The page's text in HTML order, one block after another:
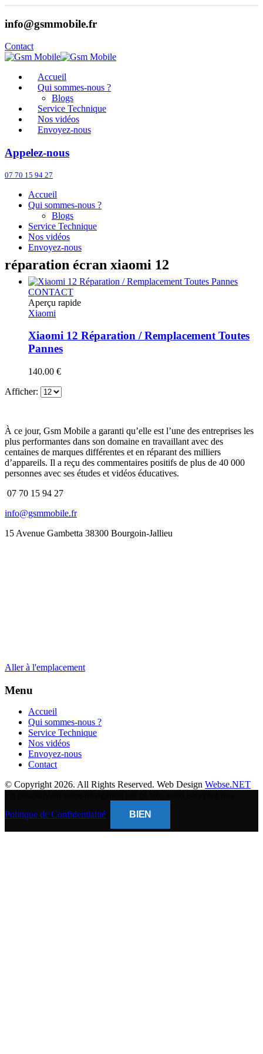
info@gsmmobile.fr
Contact
Accueil
Qui sommes-nous ?
Blogs
Service Technique
Nos vidéos
Envoyez-nous
Appelez-nous
07 70 15 94 27
Accueil
Qui sommes-nous ?
Blogs
Service Technique
Nos vidéos
Envoyez-nous
réparation écran xiaomi 12
CONTACT
Aperçu rapide
Xiaomi
Xiaomi 12 Réparation / Remplacement Toutes
Pannes
140.00 €
Afficher:
À ce jour, Gsm Mobile a garanti qu’elle est l’une des entreprises les
plus performantes dans son domaine en travaillant avec des
centaines de marques différentes et en réparant des milliers
d’appareils. Il a reçu des commentaires positifs de plus de 40 000
personnes avec ses études et vidéos éducatives.
07 70 15 94 27
info@gsmmobile.fr
15 Avenue Gambetta 38300 Bourgoin-Jallieu
Aller à l'emplacement
Menu
Accueil
Qui sommes-nous ?
Service Technique
Nos vidéos
Envoyez-nous
Contact
© Copyright 2026. All Rights Reserved. Web Design Webse.NET
Politique de Confidentialité
BIEN